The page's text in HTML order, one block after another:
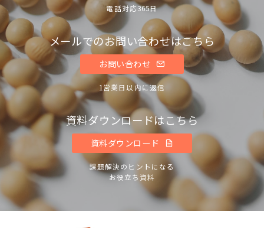
電話対応365日
メールでのお問い合わせはこちら
お問い合わせ
1営業日以内に返信
資料ダウンロードはこちら
資料ダウンロード
課題解決のヒントになる
お役立ち資料